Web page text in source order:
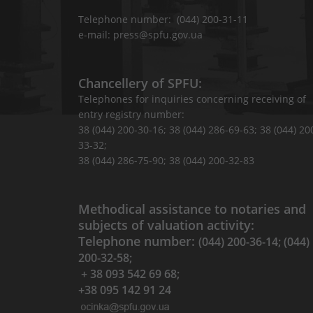
Telephone number: (044) 200-31-11
e-mail: press@spfu.gov.ua
Chancellery of SPFU:
Telephones for inquiries concerning receiving of
entry registry number:
38 (044) 200-30-16; 38 (044) 286-69-63; 38 (044)
33-32;
38 (044) 286-75-90; 38 (044) 200-32-83
Methodical assistance to notaries and
subjects of valuation activity:
Telephone number: (044) 200-36-14; (044)
200-32-58;
+ 38 093 542 69 68;
+38 095 142 91 24